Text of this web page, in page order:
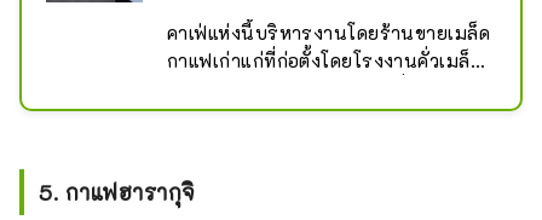
คาเฟ่แห่งนี้บริหารงานโดยร้านขายเมล็ด
กาแฟเก่าแก่ที่ก่อตั้งโดยโรงงานคั่วเมล็ด
ยามากุจิ และคุณสามารถเพลิดเพลินกับ
ร้านยามากุจิตั้งอยู่ในย่านช้อปปิ้ง
5. กาแฟฮารากุจิ